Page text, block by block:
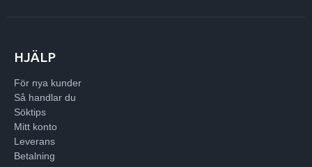
HJÄLP
För nya kunder
Så handlar du
Söktips
Mitt konto
Leverans
Betalning